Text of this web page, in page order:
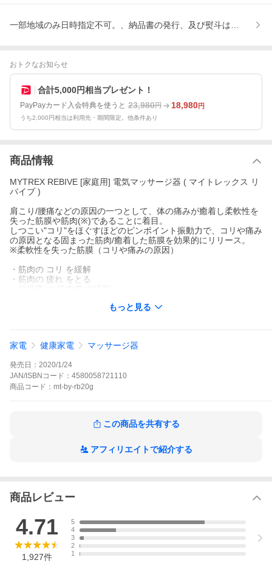
一部地域のみ日時指定不可。、納品書の発行、及び熨斗はお受付
おトクなお知らせ
合計5,000円相当プレゼント！
PayPayカード入会特典を使うと 23,980円 18,980円
うち2,000円相当は利用先・期間限定。他条件あり
商品情報
MYTREX REBIVE [家庭用] 電気マッサージ器 ( マイトレックス リ
バイブ )
肩こり/腰痛などの原因の一つとして、体の痛みが癒着し柔軟性を
失った筋膜や筋肉(※)であることに着目。
しつこい"コリ"をほぐすほどのピンポイント振動力で、コリや痛み
の原因となる固まった筋肉/癒着した筋膜を効果的にリリース。
※柔軟性を失った筋膜（コリや痛みの原因）
・筋肉の コリ を緩解
・筋肉の 疲れ をとる
が認められています。
ジャー などの使用を禁じられている方、および各種 マッサージ器
マッサージャー マッサージガン を使用した際に体調を崩されたこ
とのある方はご使用をお控えください。
リほぐし クリスマス プレゼント
もっと見る
家電 健康家電 マッサージ器
発売日： 2020/1/24
JAN/ISBNコード： 4580058721110
商品 コード： mt-by-rb20g
この商品を共有する
アフィリエイトで紹介する
商品レビュー
4.71
1,927件
5
4
3
2
1